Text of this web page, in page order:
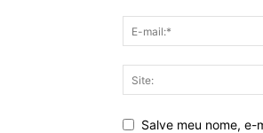
Salve meu nome,